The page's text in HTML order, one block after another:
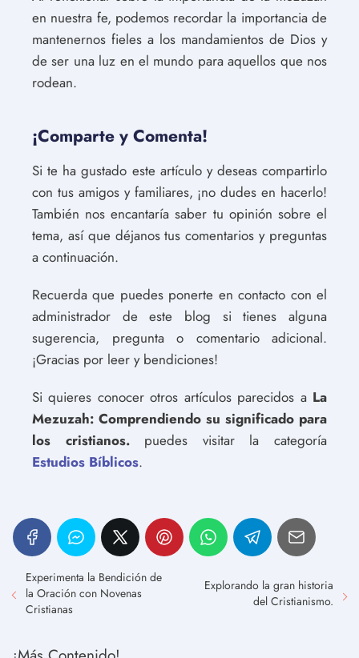
en nuestra fe, podemos recordar la importancia de
mantenernos fieles a los mandamientos de Dios y
de ser una luz en el mundo para aquellos que nos
rodean.
¡Comparte y Comenta!
Si te ha gustado este artículo y deseas compartirlo
con tus amigos y familiares, ¡no dudes en hacerlo!
También nos encantaría saber tu opinión sobre el
tema, así que déjanos tus comentarios y preguntas
a continuación.
Recuerda que puedes ponerte en contacto con el
administrador de este blog si tienes alguna
sugerencia, pregunta o comentario adicional.
¡Gracias por leer y bendiciones!
Si quieres conocer otros artículos parecidos a La
Mezuzah: Comprendiendo su significado para
los cristianos.puedes visitar la categoría
Estudios Bíblicos.
Experimenta la Bendición de
la Oración con Novenas
Cristianas
Explorando la gran historia
del Cristianismo.